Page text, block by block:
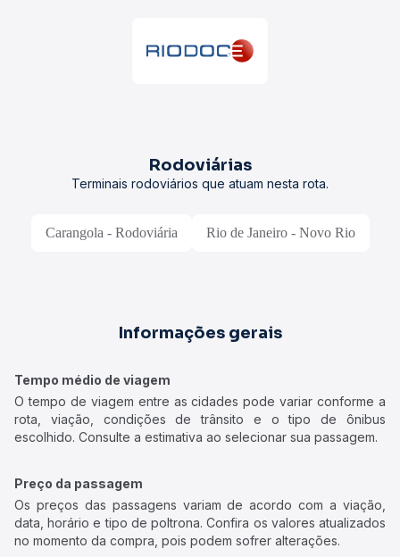
Rodoviárias
Terminais rodoviários que atuam nesta rota.
Carangola - Rodoviária Rio de Janeiro - Novo Rio
Informações gerais
Tempo médio de viagem
O tempo de viagem entre as cidades pode variar conforme a
rota, viação, condições de trânsito e o tipo de ônibus
escolhido. Consulte a estimativa ao selecionar sua passagem.
Preço da passagem
Os preços das passagens variam de acordo com a viação,
data, horário e tipo de poltrona. Confira os valores atualizados
no momento da compra, pois podem sofrer alterações.